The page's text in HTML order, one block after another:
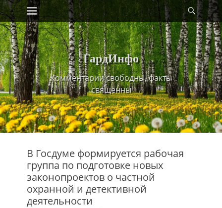
Skip
to
content
Primary Menu
ГардИнфо
Комментарии свободны, факты
священны
В Госдуме формируется рабочая
группа по подготовке новых
законопроектов о частной
охранной и детективной
деятельности